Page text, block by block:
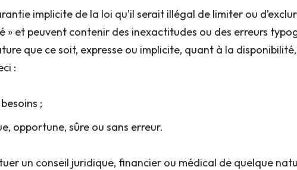
implicite de la loi qu’il serait illégal de limiter ou
» et peuvent contenir des inexactitudes ou des erreurs
que ce soit, expresse ou implicite, quant à la
:
;
opportune, sûre ou sans erreur.
un conseil juridique, financier ou médical de quelque